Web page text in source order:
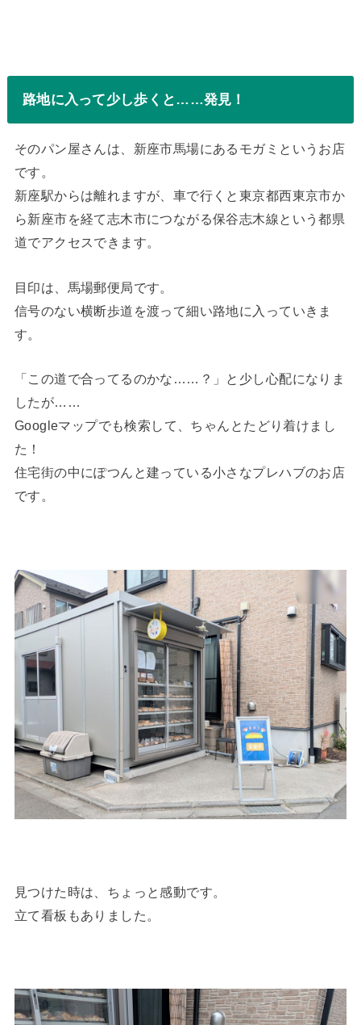
路地に入って少し歩くと……発見！
そのパン屋さんは、新座市馬場にあるモガミというお店
です。
新座駅からは離れますが、車で行くと東京都西東京市か
ら新座市を経て志木市につながる保谷志木線という都県
道でアクセスできます。
目印は、馬場郵便局です。
信号のない横断歩道を渡って細い路地に入っていきま
す。
「この道で合ってるのかな……？」と少し心配になりま
したが……
Googleマップでも検索して、ちゃんとたどり着けまし
た！
住宅街の中にぽつんと建っている小さなプレハブのお店
です。
見つけた時は、ちょっと感動です。
立て看板もありました。